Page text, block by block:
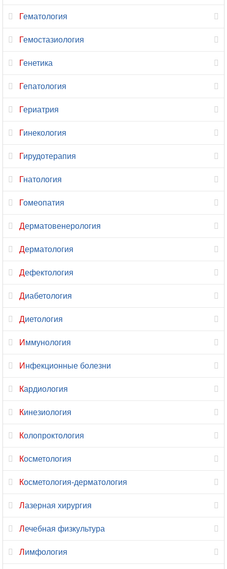
Лазерная
физкультура
Лимфология
Логопедия
Магнитно-
томография
хирургия
Маммология
Мануальная
маммология
Гематология
Гемостазиология
Генетика
Гепатология
Гериатрия
Гинекология
Гирудотерапия
Гнатология
Гомеопатия
Дерматовенерология
Дерматология
Дефектология
Диабетология
Диетология
Иммунология
Инфекционные болезни
Кардиология
Кинезиология
Колопроктология
Косметология
Косметология-дерматология
Лазерная хирургия
Лечебная физкультура
Лимфология